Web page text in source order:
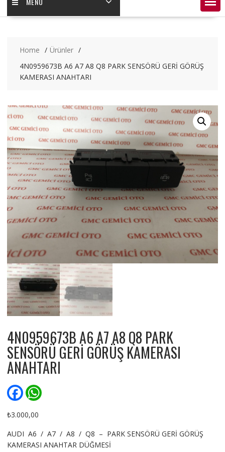
Home
Ürünler
4N0959673B A6 A7 A8 Q8 PARK SENSÖRÜ GERİ GÖRÜŞ
KAMERASI ANAHTARI
4N0959673B A6 A7 A8 Q8 PARK
SENSÖRÜ GERİ GÖRÜŞ KAMERASI
ANAHTARI
F
a
e
o
k
W
h
p
p
₺3.000,00
AUDI A6 / A7 / A8 / Q8 – PARK SENSÖRÜ GERİ GÖRÜŞ
KAMERASI ANAHTAR DÜĞMESİ